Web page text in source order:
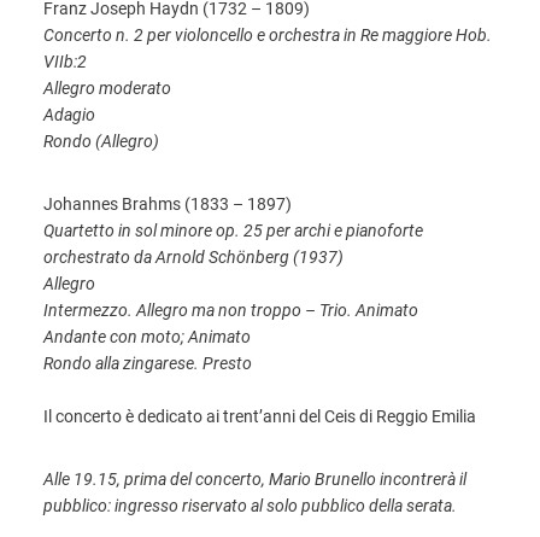
Franz Joseph Haydn (1732 – 1809)
Concerto n. 2 per violoncello e orchestra in Re maggiore Hob.
VIIb:2
Allegro moderato
Adagio
Rondo (Allegro)
Johannes Brahms (1833 – 1897)
Quartetto in sol minore op. 25 per archi e pianoforte
orchestrato da Arnold Schönberg (1937)
Allegro
Intermezzo. Allegro ma non troppo – Trio. Animato
Andante con moto; Animato
Rondo alla zingarese. Presto
Il concerto è dedicato ai trent’anni del Ceis di Reggio Emilia
Alle 19.15, prima del concerto, Mario Brunello incontrerà il
pubblico: ingresso riservato al solo pubblico della serata.